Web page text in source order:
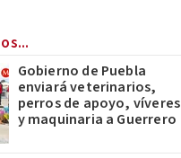
Gobierno de Puebla
enviará veterinarios,
perros de apoyo, víveres
y maquinaria a Guerrero